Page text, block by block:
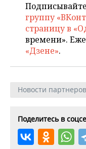
группу
страницу в
времени».
«Дзене».
Новости партнеров
Поделитесь в